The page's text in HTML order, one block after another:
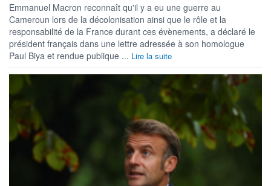
Emmanuel Macron reconnaît qu'il y a eu une guerre au
Cameroun lors de la décolonisation ainsi que le rôle et la
responsabilité de la France durant ces évènements, a déclaré le
président français dans une lettre adressée à son homologue
Paul Biya et rendue publique ... Lire la suite